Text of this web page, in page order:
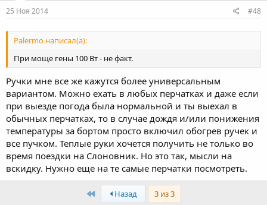
25 Ноя 2014 #48
Palermo написал(а):
При моще гены 100 Вт - не факт.
Ручки мне все же кажутся более универсальным
вариантом. Можно ехать в любых перчатках и даже если
при выезде погода была нормальной и ты выехал в
обычных перчатках, то в случае дождя и/или понижения
температуры за бортом просто включил обогрев ручек и
все пучком. Теплые руки хочется получить не только во
время поездки на Слоновник. Но это так, мысли на
вскидку. Нужно еще на те самые перчатки посмотреть.
First Назад 3 из 3